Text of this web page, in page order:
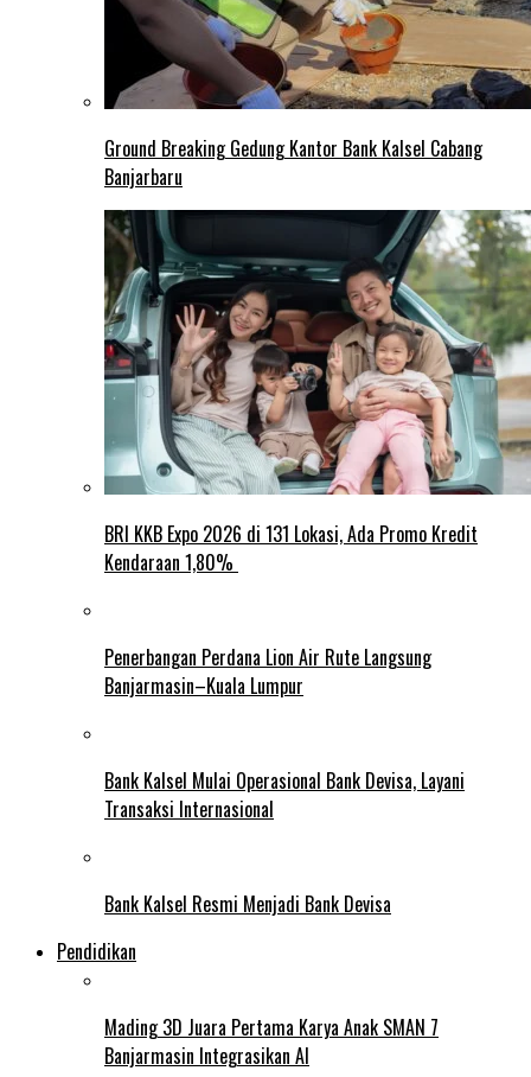
Ground Breaking Gedung Kantor Bank Kalsel Cabang
Banjarbaru
BRI KKB Expo 2026 di 131 Lokasi, Ada Promo Kredit
Kendaraan 1,80%
Penerbangan Perdana Lion Air Rute Langsung
Banjarmasin–Kuala Lumpur
Bank Kalsel Mulai Operasional Bank Devisa, Layani
Transaksi Internasional
Bank Kalsel Resmi Menjadi Bank Devisa
Pendidikan
Mading 3D Juara Pertama Karya Anak SMAN 7
Banjarmasin Integrasikan AI